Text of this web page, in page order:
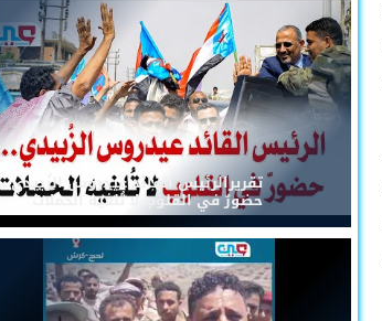
تقريرالرئيس القائد عيدروس الزُبيدي...
حضورٌ في القلوب لا تُلغيه الحملات